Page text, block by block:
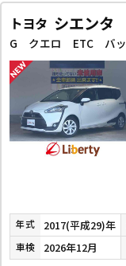
トヨタ シエンタ
年式 2017(平成29)年
車検 2026年12月